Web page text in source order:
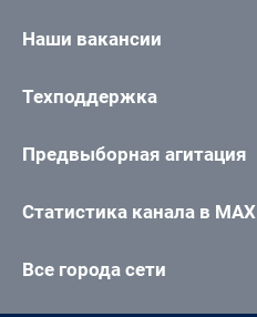
Наши вакансии
Техподдержка
Предвыборная агитация
Статистика канала в MAX
Все города сети